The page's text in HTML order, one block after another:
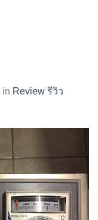
in Review รีวิว